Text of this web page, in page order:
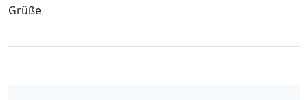
Grüße